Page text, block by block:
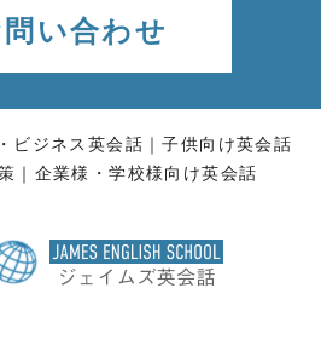
問い合わせ
ビジネス英会話
子供向け英会話
企業様・学校様向け英会話